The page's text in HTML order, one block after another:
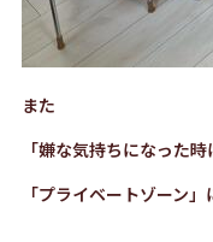
また
「嫌な気持ちになった
「プライベートゾーン